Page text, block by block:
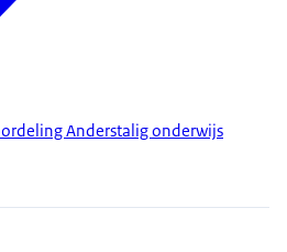
Anderstalig onderwijs